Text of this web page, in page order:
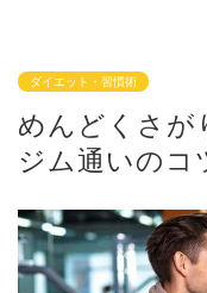
ダイエット・習慣術
めんどくさが
ジム通いのコ